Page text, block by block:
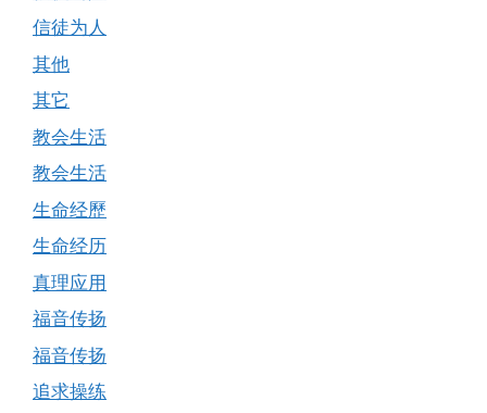
信徒为人
其他
其它
教会生活
教会生活
生命经歷
生命经历
真理应用
福音传扬
福音传扬
追求操练